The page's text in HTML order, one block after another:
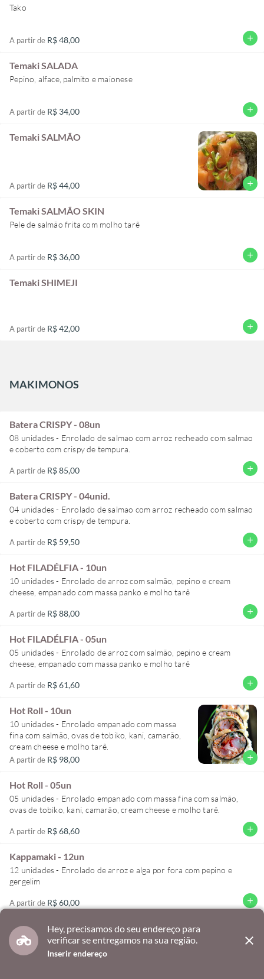
Tako
A partir de R$ 48,00 add
Temaki SALADA
Pepino, alface, palmito e maionese
A partir de R$ 34,00 add
Temaki SALMÃO
A partir de R$ 44,00 add
Temaki SALMÃO SKIN
Pele de salmão frita com molho tarê
A partir de R$ 36,00 add
Temaki SHIMEJI
A partir de R$ 42,00 add
MAKIMONOS
Batera CRISPY - 08un
08 unidades - Enrolado de salmao com arroz recheado com salmao
e coberto com crispy de tempura.
A partir de R$ 85,00 add
Batera CRISPY - 04unid.
04 unidades - Enrolado de salmao com arroz recheado com salmao
e coberto com crispy de tempura.
A partir de R$ 59,50 add
Hot FILADÉLFIA - 10un
10 unidades - Enrolado de arroz com salmão, pepino e cream
cheese, empanado com massa panko e molho tarê
A partir de R$ 88,00 add
Hot FILADÉLFIA - 05un
05 unidades - Enrolado de arroz com salmão, pepino e cream
cheese, empanado com massa panko e molho tarê
A partir de R$ 61,60 add
Hot Roll - 10un
10 unidades - Enrolado empanado com massa
fina com salmão, ovas de tobiko, kani, camarão,
A partir de R$ 98,00 add
Hot Roll - 05un
05 unidades - Enrolado empanado com massa fina com salmão,
A partir de R$ 68,60 add
Kappamaki - 12un
12 unidades - Enrolado de arroz e alga por fora com pepino e
gergelim
A partir de R$ 60,00 add
Kappamaki - 06un
06 unidades - Enrolado de arroz e alga por fora com pepino e
gergelim
Nós utilizamos Cookies para garantir que você tenha uma melhor
experiência on-line. Saiba mais
OK, FECHAR
Hey, precisamos do seu endereço para
verificar se entregamos na sua região.
Inserir endereço
close
Hey, precisamos do seu endereço para
verificar se entregamos na sua região.
Inserir endereço
close